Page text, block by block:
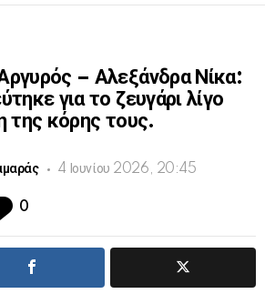
– Αλεξάνδρα Νίκα:
για το ζευγάρι λίγο
της κόρης τους.
4 Ιουνίου 2026, 20:45
0